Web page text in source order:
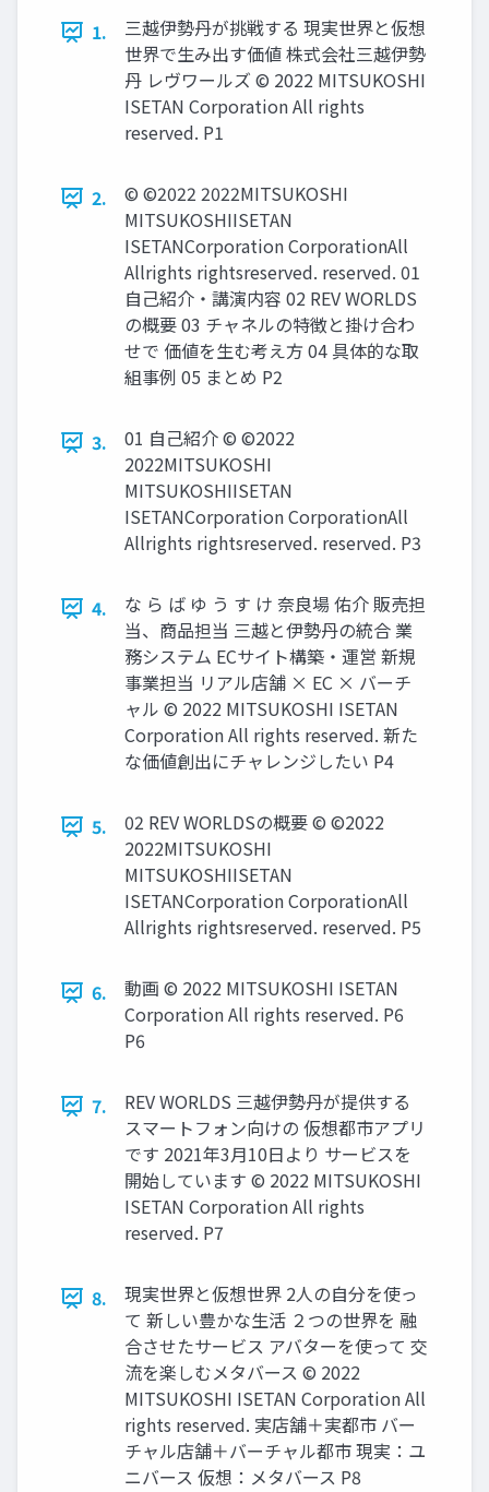
1.
三越伊勢丹が挑戦する 現実世界と仮想
世界で生み出す価値 株式会社三越伊勢
丹 レヴワールズ © 2022 MITSUKOSHI
ISETAN Corporation All rights
reserved. P1
2.
© ©2022 2022MITSUKOSHI
MITSUKOSHIISETAN
ISETANCorporation CorporationAll
Allrights rightsreserved. reserved. 01
自己紹介・講演内容 02 REV WORLDS
の概要 03 チャネルの特徴と掛け合わ
せで 価値を生む考え方 04 具体的な取
組事例 05 まとめ P2
3.
01 自己紹介 © ©2022
2022MITSUKOSHI
MITSUKOSHIISETAN
ISETANCorporation CorporationAll
Allrights rightsreserved. reserved. P3
4.
な ら ば ゆ う す け 奈良場 佑介 販売担
当、商品担当 三越と伊勢丹の統合 業
務システム ECサイト構築・運営 新規
事業担当 リアル店舗 × EC × バーチ
ャル © 2022 MITSUKOSHI ISETAN
Corporation All rights reserved. 新た
な価値創出にチャレンジしたい P4
5.
02 REV WORLDSの概要 © ©2022
2022MITSUKOSHI
MITSUKOSHIISETAN
ISETANCorporation CorporationAll
Allrights rightsreserved. reserved. P5
6.
動画 © 2022 MITSUKOSHI ISETAN
Corporation All rights reserved. P6
P6
7.
REV WORLDS 三越伊勢丹が提供する
スマートフォン向けの 仮想都市アプリ
です 2021年3月10日より サービスを
開始しています © 2022 MITSUKOSHI
ISETAN Corporation All rights
reserved. P7
8.
現実世界と仮想世界 2人の自分を使っ
て 新しい豊かな生活 ２つの世界を 融
合させたサービス アバターを使って 交
流を楽しむメタバース © 2022
MITSUKOSHI ISETAN Corporation All
rights reserved. 実店舗＋実都市 バー
チャル店舗＋バーチャル都市 現実：ユ
ニバース 仮想：メタバース P8